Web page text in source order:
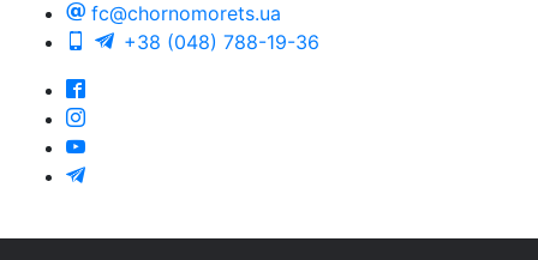
fc@chornomorets.ua
+38 (048) 788-19-36